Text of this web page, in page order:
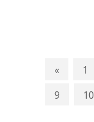
« 1
9
10